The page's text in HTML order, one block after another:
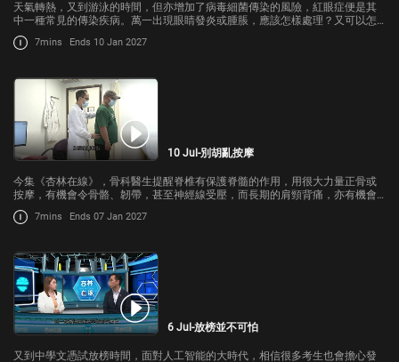
天氣轉熱，又到游泳的時間，但亦增加了病毒細菌傳染的風險，紅眼症便是其
中一種常見的傳染疾病。萬一出現眼睛發炎或腫脹，應該怎樣處理？又可以怎
樣預防？
7mins Ends 10 Jan 2027
10 Jul-別胡亂按摩
今集《杏林在線》，骨科醫生提醒脊椎有保護脊髓的作用，用很大力量正骨或
按摩，有機會令骨骼、韌帶，甚至神經線受壓，而長期的肩頸背痛，亦有機會
是內科疾病的先兆。
7mins Ends 07 Jan 2027
6 Jul-放榜並不可怕
又到中學文憑試放榜時間，面對人工智能的大時代，相信很多考生也會擔心發